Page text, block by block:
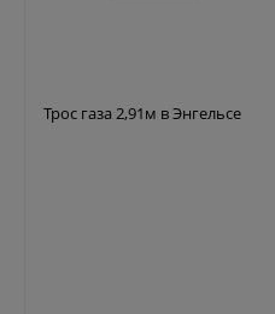
Трос газа 2,91м в Энгельсе